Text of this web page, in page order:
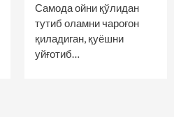
Самода ойни қўлидан
тутиб оламни чароғон
қиладиган, қуёшни
уйғотиб…